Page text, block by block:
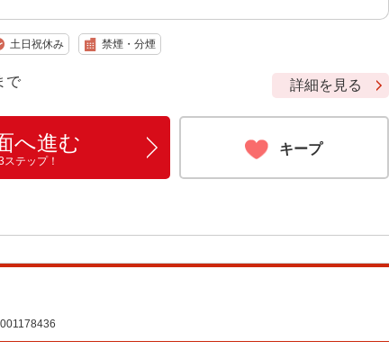
土日祝休み 禁煙・分煙
で 詳細を見る
へ進む
テップ！
キープ